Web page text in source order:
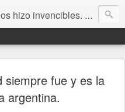
los que siempre ganan, sino como aquellos que no se rinden”. Frida Kahlo
siempre fue y es la
argentina.